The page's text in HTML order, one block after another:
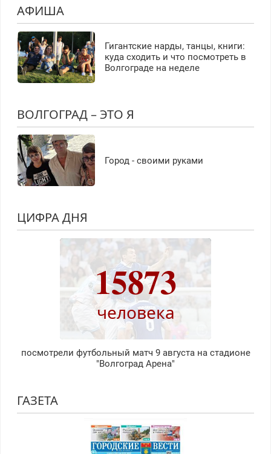
АФИША
Гигантские нарды, танцы, книги:
куда сходить и что посмотреть в
Волгограде на неделе
ВОЛГОГРАД – ЭТО Я
Город - своими руками
ЦИФРА ДНЯ
15873
человека
посмотрели футбольный матч 9 августа на стадионе
"Волгоград Арена"
ГАЗЕТА